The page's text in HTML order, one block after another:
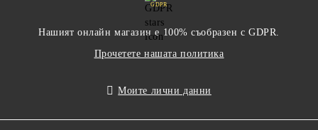
GDPR
Нашият онлайн магазин е 100% съобразен с GDPR.
Прочетете нашата политика
Моите лични данни